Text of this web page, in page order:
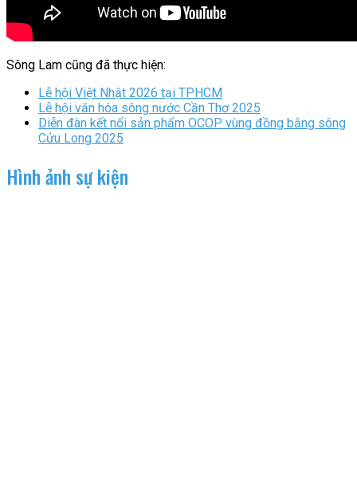
Sông Lam cũng đã thực hiện:
Lễ hội Việt Nhật 2026 tại TPHCM
Lễ hội văn hóa sông nước Cần Thơ 2025
Diễn đàn kết nối sản phẩm OCOP vùng đồng bằng sông
Cửu Long 2025
Hình ảnh sự kiện